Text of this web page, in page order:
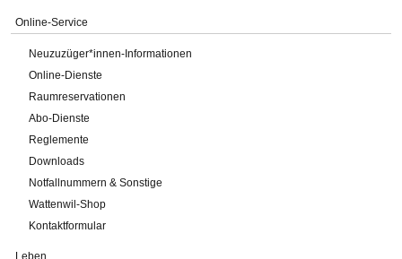
Online-Service
Neuzuzüger*innen-Informationen
Online-Dienste
Raumreservationen
Abo-Dienste
Reglemente
Downloads
Notfallnummern & Sonstige
Wattenwil-Shop
Kontaktformular
Leben